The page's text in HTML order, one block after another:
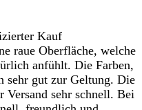
Kauf
raue Oberfläche, welche
anfühlt. Die Farben,
sehr gut zur Geltung. Die
sehr schnell. Bei